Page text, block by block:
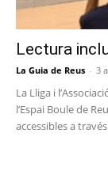
Lectura
La Guia de Reus - 3
La Lliga i
l’Espai Boule de
accessibles a